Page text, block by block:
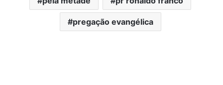
pregação evangélica